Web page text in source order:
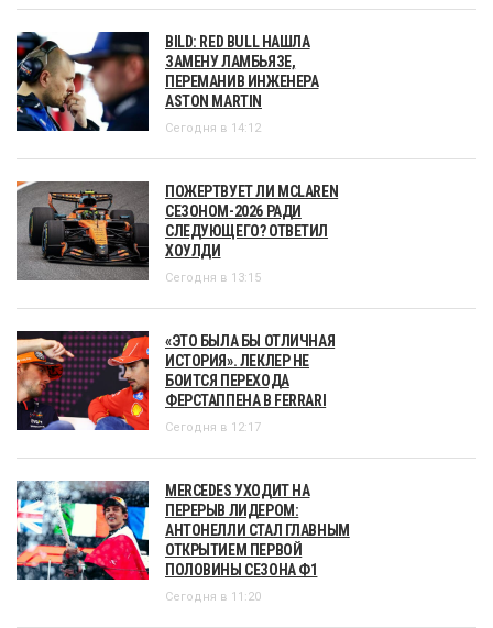
BILD: RED BULL НАШЛА
ЗАМЕНУ ЛАМБЬЯЗЕ,
ПЕРЕМАНИВ ИНЖЕНЕРА
ASTON MARTIN
Сегодня в 14:12
ПОЖЕРТВУЕТ ЛИ MCLAREN
СЕЗОНОМ-2026 РАДИ
СЛЕДУЮЩЕГО? ОТВЕТИЛ
ХОУЛДИ
Сегодня в 13:15
«ЭТО БЫЛА БЫ ОТЛИЧНАЯ
ИСТОРИЯ». ЛЕКЛЕР НЕ
БОИТСЯ ПЕРЕХОДА
ФЕРСТАППЕНА В FERRARI
Сегодня в 12:17
MERCEDES УХОДИТ НА
ПЕРЕРЫВ ЛИДЕРОМ:
АНТОНЕЛЛИ СТАЛ ГЛАВНЫМ
ОТКРЫТИЕМ ПЕРВОЙ
ПОЛОВИНЫ СЕЗОНА Ф1
Сегодня в 11:20